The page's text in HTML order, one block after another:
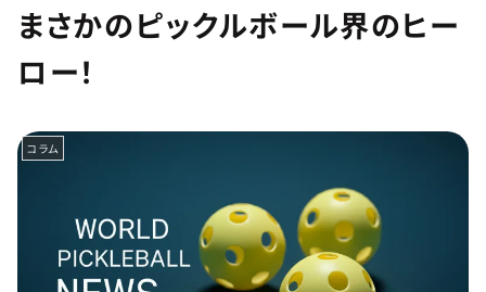
まさかのピックルボール界のヒー
ロー！
コラム